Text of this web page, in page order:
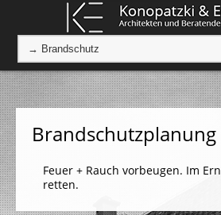
Brandschutzplanung
Feuer + Rauch vorbeugen. Im
retten.